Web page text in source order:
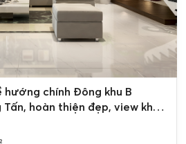
hướng chính Đông khu B
Tấn, hoàn thiện đẹp, view khu